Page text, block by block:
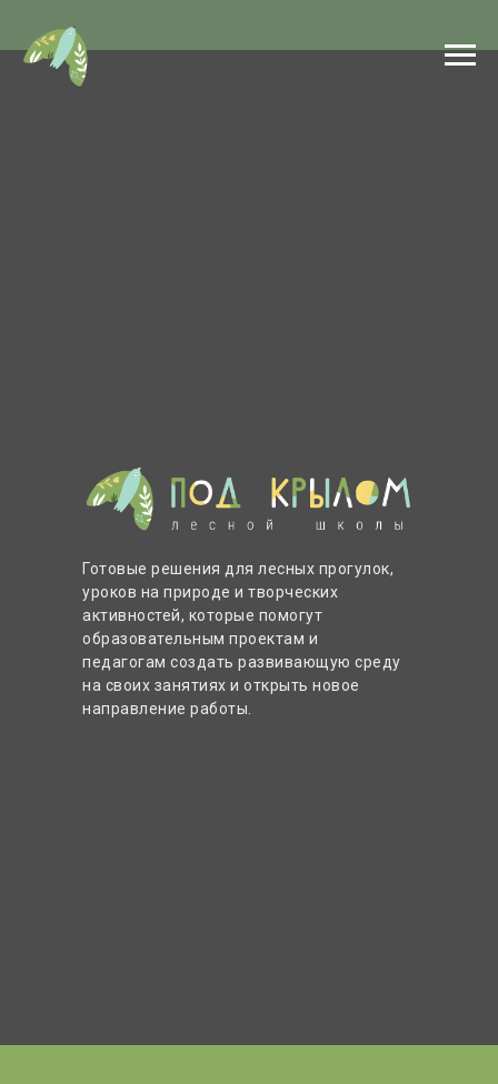
Готовые решения для лесных прогулок,
уроков на природе и творческих
активностей, которые помогут
образовательным проектам и
педагогам создать развивающую среду
на своих занятиях и открыть новое
направление работы.